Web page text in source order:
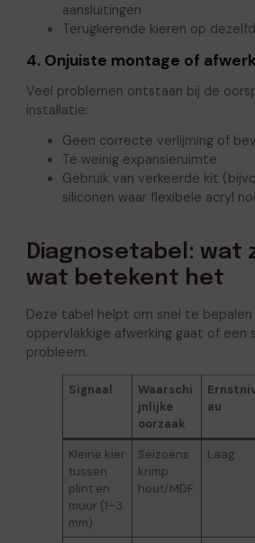
aansluitingen
Terugkerende kieren op
4. Onjuiste montage of
Veel problemen ontstaan bij de
installatie:
Geen correcte verlijming of
Te weinig expansieruimte
Gebruik van verkeerde kit
siliconen waar flexibele acryl
Diagnosetabel: wat
wat betekent het
Deze tabel helpt om snel te
oppervlakkige afwerking gaat of een
probleem.
Signaal
Waarschi
jnlijke
oorzaak
au
Kleine kier
tussen
plint en
muur (1–3
mm)
Seizoens
krimp
hout/MDF
Laag